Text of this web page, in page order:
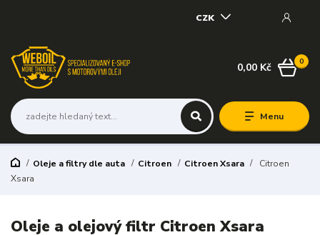
Menu
CZK
0
0,00 Kč
Oleje a filtry dle auta Citroen Citroen Xsara
Citroen
Xsara
Oleje a olejový filtr Citroen Xsara